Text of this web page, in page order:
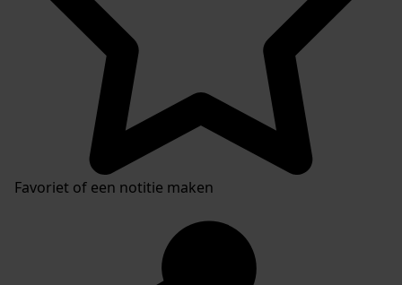
Favoriet of een notitie maken